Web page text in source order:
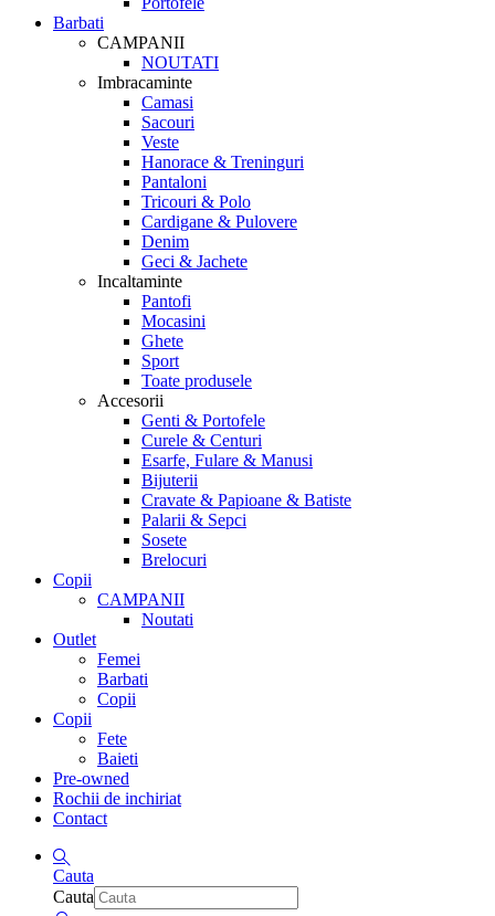
Barbati
CAMPANII
NOUTATI
Imbracaminte
Camasi
Sacouri
Veste
Hanorace & Treninguri
Pantaloni
Tricouri & Polo
Cardigane & Pulovere
Denim
Geci & Jachete
Incaltaminte
Pantofi
Mocasini
Ghete
Sport
Toate produsele
Accesorii
Genti & Portofele
Curele & Centuri
Esarfe, Fulare & Manusi
Bijuterii
Cravate & Papioane & Batiste
Palarii & Sepci
Sosete
Brelocuri
Copii
CAMPANII
Noutati
Outlet
Femei
Barbati
Copii
Copii
Fete
Baieti
Pre-owned
Rochii de inchiriat
Contact
Cauta
Cauta